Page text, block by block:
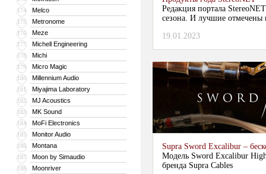
174 Melco
175 Metronome
176 Meze
177 Michell Engineering
178 Michi
179 Micro Magic
180 Millennium Audio
181 Miyajima Laboratory
182 MJ Acoustics
183 MK Sound
184 MoFi Electronics
185 Monitor Audio
186 Montana
187 Moon by Simaudio
188 Moonriver
Редакция портала
сезона. И лучшие отмечены
19.01.2023
Supra Sword Excalibur –
Модель Sword Excalibur High
бренда Supra Cables